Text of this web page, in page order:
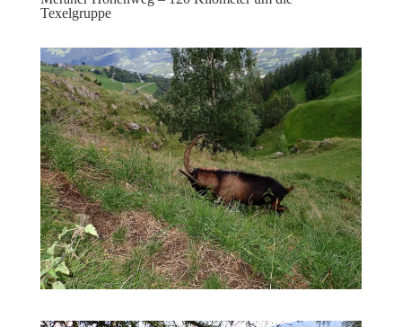
Texelgruppe